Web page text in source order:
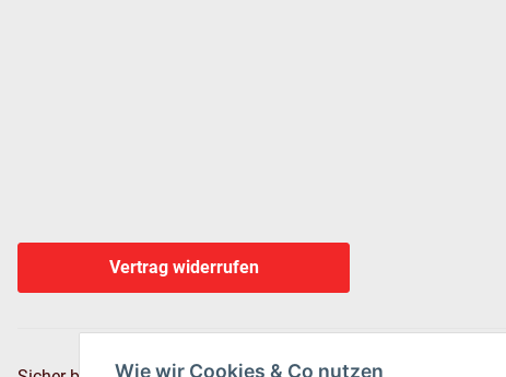
Wie wir Cookies & Co nutzen
Vertrag widerrufen